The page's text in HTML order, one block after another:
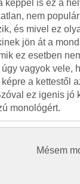
képpel is ez a
nem
és mivel ez
jön át a
ez esetben
vagyok vele,
a kettestől
ez igenis jó
monológért.
Mésem